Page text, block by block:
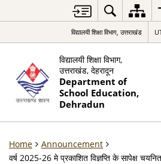
विद्यालयी शिक्षा विभाग, उत्तराखंड
विद्यालयी शिक्षा विभाग,
उत्तराखंड, देहरादून
Department of
School Education,
Dehradun
Home
Announcement
वर्ष 2025-26 मे प्रकाशित विज्ञप्ति के सापेक्ष